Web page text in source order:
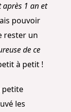
après 1 an et
pouvoir
rester un
de ce
à petit !
petite
les